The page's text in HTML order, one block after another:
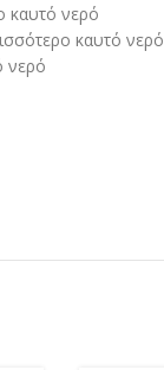
καυτό νερό
καυτό νερό
νερό